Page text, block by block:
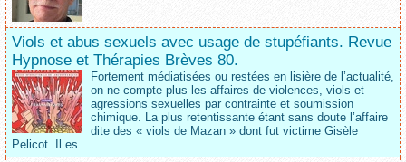
Viols et abus sexuels avec usage de stupéfiants. Revue
Hypnose et Thérapies Brèves 80.
Fortement médiatisées ou restées en lisière de l’actualité,
on ne compte plus les affaires de violences, viols et
agressions sexuelles par contrainte et soumission
chimique. La plus retentissante étant sans doute l’affaire
dite des « viols de Mazan » dont fut victime Gisèle
Pelicot. Il es...